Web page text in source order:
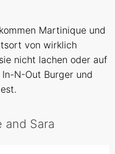
Martinique und
von wirklich
nicht lachen oder auf
N-Out Burger und
Sara